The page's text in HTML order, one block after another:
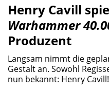
Henry Cavill
Warhammer
Produzent
Langsam nimmt die
Gestalt an. Sowohl
nun bekannt: Henry Cavill!